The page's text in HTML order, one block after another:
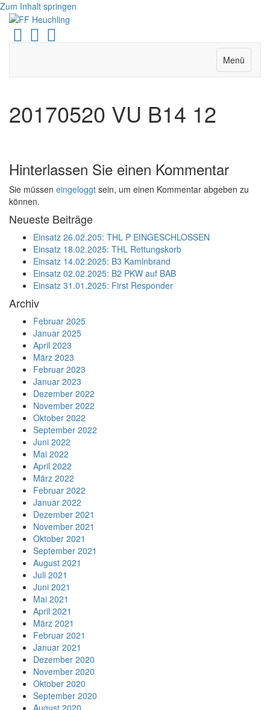
Zum Inhalt springen
FacebookYoutubeInstagram
Menü
20170520 VU B14 12
Hinterlassen Sie einen Kommentar
Sie müssen eingeloggt sein, um einen Kommentar abgeben zu
können.
Neueste Beiträge
Einsatz 26.02.205: THL P EINGESCHLOSSEN
Einsatz 18.02.2025: THL Rettungskorb
Einsatz 14.02.2025: B3 Kaminbrand
Einsatz 02.02.2025: B2 PKW auf BAB
Einsatz 31.01.2025: First Responder
Archiv
Februar 2025
Januar 2025
April 2023
März 2023
Februar 2023
Januar 2023
Dezember 2022
November 2022
Oktober 2022
September 2022
Juni 2022
Mai 2022
April 2022
März 2022
Februar 2022
Januar 2022
Dezember 2021
November 2021
Oktober 2021
September 2021
August 2021
Juli 2021
Juni 2021
Mai 2021
April 2021
März 2021
Februar 2021
Januar 2021
Dezember 2020
November 2020
Oktober 2020
September 2020